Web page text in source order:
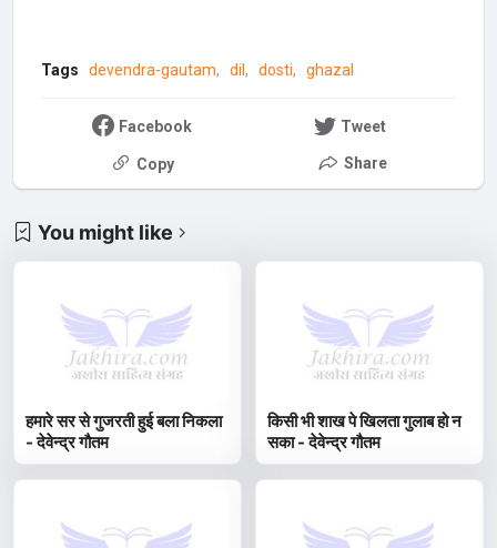
Tags devendra-gautam dil dosti ghazal
Facebook Tweet
Copy Share
You might like
हमारे सर से गुजरती हुई बला निकला
- देवेन्द्र गौतम
किसी भी शाख पे खिलता गुलाब हो न
सका - देवेन्द्र गौतम